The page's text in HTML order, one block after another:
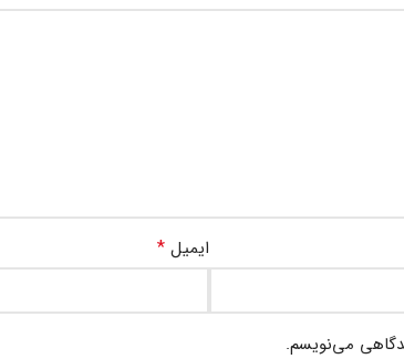
ایمیل *
می‌نویسم.